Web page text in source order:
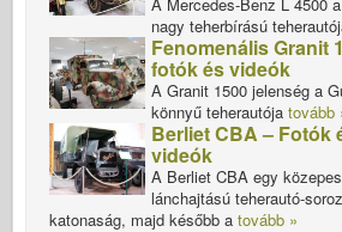
nagy teherbírású
Fenomenális Granit
fotók és videók
A Granit 1500 jelenség a
könnyű teherautója tovább
Berliet CBA – Fotók
videók
A Berliet CBA egy
lánchajtású teherautó-
katonaság, majd később a tovább »